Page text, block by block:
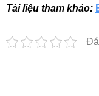
Tài liệu tham khảo: